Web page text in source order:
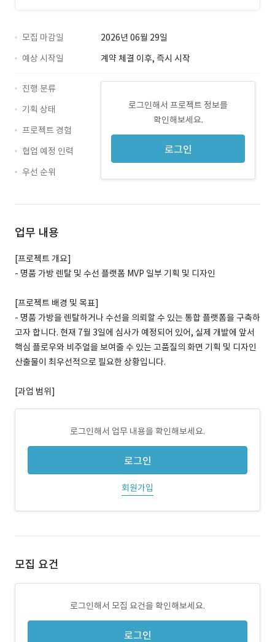
모집 마감일
2026년 06월 29일
예상 시작일
계약 체결 이후, 즉시 시작
로그인해서 프로젝트 정보를
확인해보세요.
로그인
진행 분류
기획 상태
프로젝트 경험
협업 예정 인력
우선 순위
업무 내용
[프로젝트 개요]
- 명품 가방 렌탈 및 수선 플랫폼 MVP 일부 기획 및 디자인
[프로젝트 배경 및 목표]
- 명품 가방을 렌탈하거나 수선을 의뢰할 수 있는 통합 플랫폼을 구축하
고자 합니다. 현재 7월 3일에 심사가 예정되어 있어, 실제 개발에 앞서
핵심 플로우와 비주얼을 보여줄 수 있는 고품질의 화면 기획 및 디자인
산출물이 최우선적으로 필요한 상황입니다.
[과업 범위]
로그인해서 업무 내용을 확인해보세요.
로그인
회원가입
모집 요건
로그인해서 모집 요건을 확인해보세요.
로그인